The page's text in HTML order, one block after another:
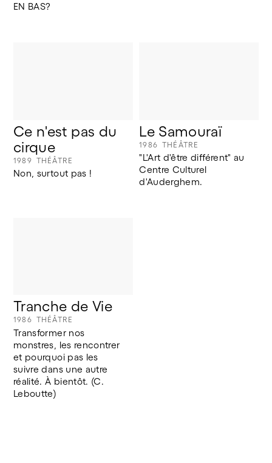
EN BAS?
Ce n'est pas du
cirque
1989 THÉÂTRE
Non, surtout pas !
Le Samouraï
1986 THÉÂTRE
"L'Art d'être différent" au
Centre Culturel
d'Auderghem.
Tranche de Vie
1986 THÉÂTRE
Transformer nos
monstres, les rencontrer
et pourquoi pas les
suivre dans une autre
réalité. À bientôt. (C.
Leboutte)